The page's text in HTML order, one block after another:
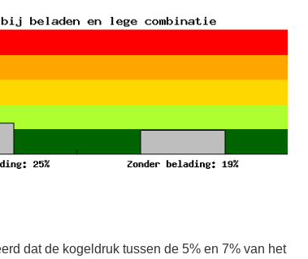
dat de kogeldruk tussen de 5% en 7% van het